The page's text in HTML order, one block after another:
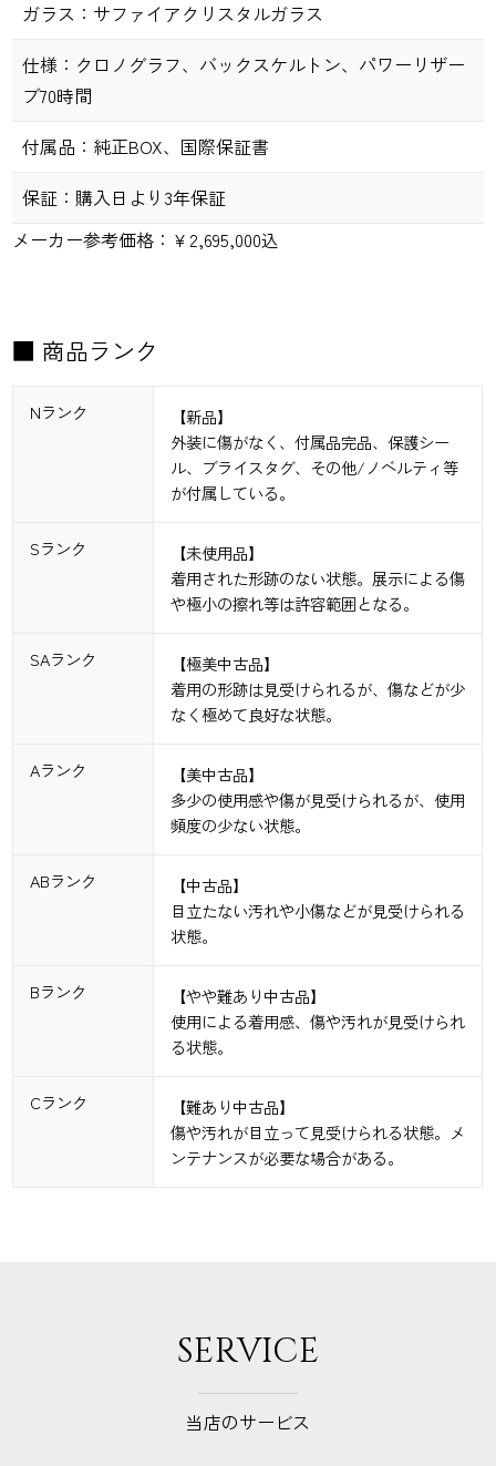
ガラス： サファイアクリスタルガラス
仕様： クロノグラフ、バックスケルトン、パワーリザー
ブ70時間
付属品： 純正BOX、国際保証書
保証： 購入日より3年保証
メーカー参考価格：￥ 2,695,000込
■ 商品ランク
Nランク
【新品】
外装に傷がなく、付属品完品、保護シー
ル、ブライスタグ、その他/ノベルティ等
が付属している。
Sランク
【未使用品】
着用された形跡のない状態。展示による傷
や極小の擦れ等は許容範囲となる。
SAランク
【極美中古品】
着用の形跡は見受けられるが、傷などが少
なく極めて良好な状態。
Aランク
【美中古品】
多少の使用感や傷が見受けられるが、使用
頻度の少ない状態。
ABランク
【中古品】
目立たない汚れや小傷などが見受けられる
状態。
Bランク
【やや難あり中古品】
使用による着用感、傷や汚れが見受けられ
る状態。
Cランク
【難あり中古品】
傷や汚れが目立って見受けられる状態。メ
ンテナンスが必要な場合がある。
SERVICE
当店のサービス